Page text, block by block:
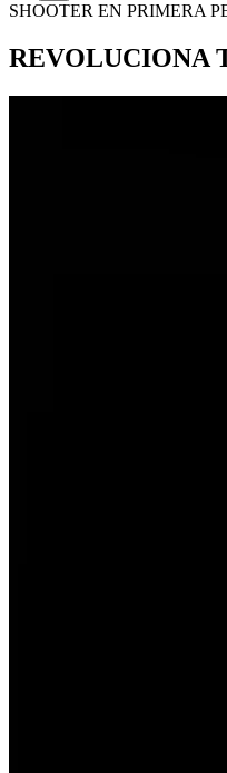
SHOOTER EN PRIMERA
REVOLUCIONA